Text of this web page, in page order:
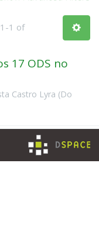
1 of
17 ODS no
Castro Lyra (Do